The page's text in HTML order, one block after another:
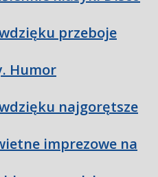
wdzięku przeboje
Humor
wdzięku najgorętsze
imprezowe na